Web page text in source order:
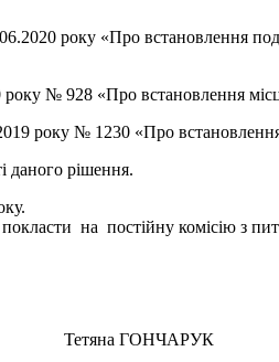
року «Про встановлення
року № 928 «Про встановлення
року № 1230 «Про
даного рішення.
на постійну комісію з
ГОНЧАРУК